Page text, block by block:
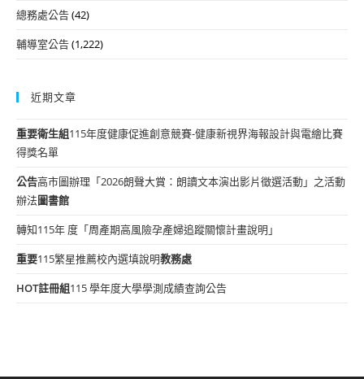
總務處公告(42)
輔導室公告(1,222)
近期文章
重要衛生組115年度健康促進創意競賽-健康新視界海報設計與電繪比賽
得獎名單
公告高市圖辦理「2026朗聲大賞：朗讀文本演出影片徵選活動」之活動
辦法圖書館
轉知115年 度「周產期高風險孕產婦追蹤關懷計畫說明」
重要115繁星推薦校內選填說明教務處
HOT註冊組115 學年度大學學測成績查詢公告